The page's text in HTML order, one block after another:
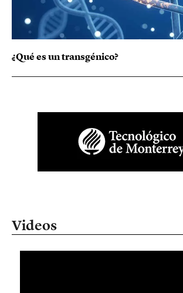
¿Qué es un transgénico?
Videos